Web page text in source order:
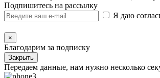
Подпишитесь на рассылку
Я даю
×
Благодарим за подписку
Закрыть
Передаем данные, нам нужно несколько